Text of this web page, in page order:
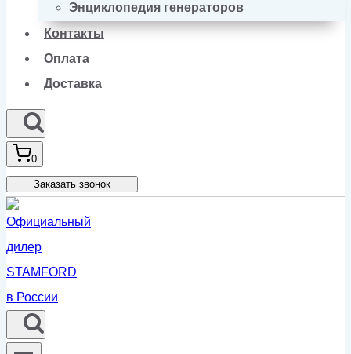
Энциклопедия генераторов
Контакты
Оплата
Доставка
0
Заказать звонок